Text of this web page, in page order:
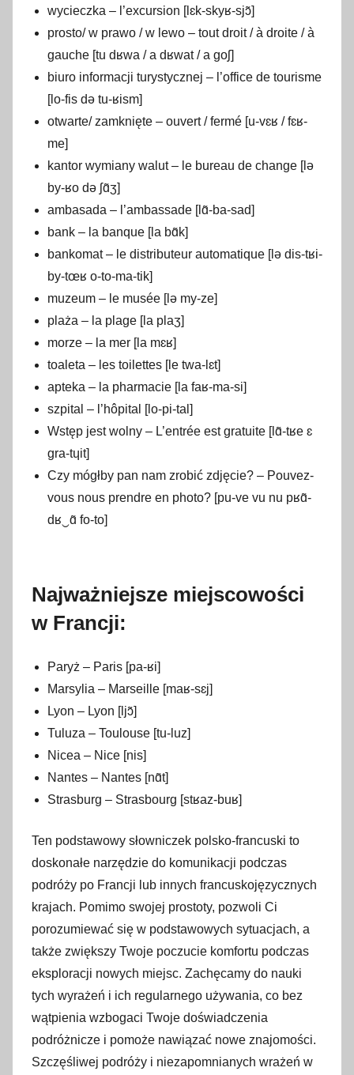
wycieczka – l’excursion [lɛk-skyʁ-sjɔ̃]
prosto/ w prawo / w lewo – tout droit / à droite / à
gauche [tu dʁwa / a dʁwat / a goʃ]
biuro informacji turystycznej – l’office de tourisme
[lo-fis də tu-ʁism]
otwarte/ zamknięte – ouvert / fermé [u-vɛʁ / fɛʁ-
me]
kantor wymiany walut – le bureau de change [lə
by-ʁo də ʃɑ̃ʒ]
ambasada – l’ambassade [lɑ̃-ba-sad]
bank – la banque [la bɑ̃k]
bankomat – le distributeur automatique [lə dis-tʁi-
by-tœʁ o-to-ma-tik]
muzeum – le musée [lə my-ze]
plaża – la plage [la plaʒ]
morze – la mer [la mɛʁ]
toaleta – les toilettes [le twa-lɛt]
apteka – la pharmacie [la faʁ-ma-si]
szpital – l’hôpital [lo-pi-tal]
Wstęp jest wolny – L’entrée est gratuite [lɑ̃-tʁe ɛ
gra-tɥit]
Czy mógłby pan nam zrobić zdjęcie? – Pouvez-
vous nous prendre en photo? [pu-ve vu nu pʁɑ̃-
dʁ‿ɑ̃ fo-to]
Najważniejsze miejscowości
w Francji:
Paryż – Paris [pa-ʁi]
Marsylia – Marseille [maʁ-sɛj]
Lyon – Lyon [ljɔ̃]
Tuluza – Toulouse [tu-luz]
Nicea – Nice [nis]
Nantes – Nantes [nɑ̃t]
Strasburg – Strasbourg [stʁaz-buʁ]
Ten podstawowy słowniczek polsko-francuski to
doskonałe narzędzie do komunikacji podczas
podróży po Francji lub innych francuskojęzycznych
krajach. Pomimo swojej prostoty, pozwoli Ci
porozumiewać się w podstawowych sytuacjach, a
także zwiększy Twoje poczucie komfortu podczas
eksploracji nowych miejsc. Zachęcamy do nauki
tych wyrażeń i ich regularnego używania, co bez
wątpienia wzbogaci Twoje doświadczenia
podróżnicze i pomoże nawiązać nowe znajomości.
Szczęśliwej podróży i niezapomnianych wrażeń w